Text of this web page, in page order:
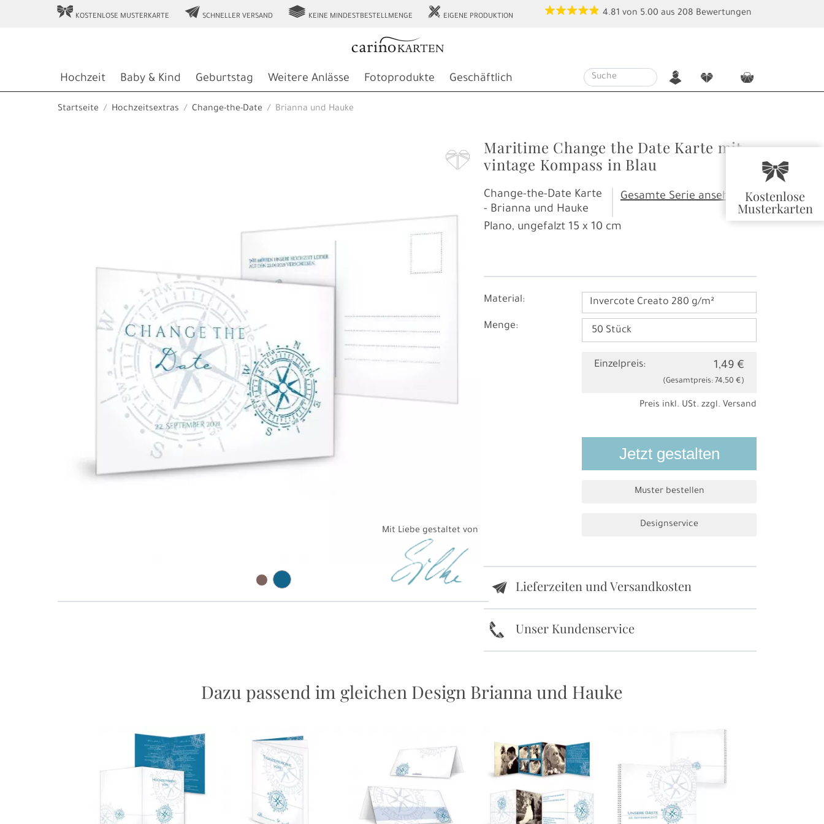
r
Kostenlose
Musterkarten
r KOSTENLOSE MUSTERKARTE e SCHNELLER VERSAND g KEINE MINDESTBESTELLMENGE h EIGENE PRODUKTION 4.81 von 5.00 aus 208 Bewertungen
Hochzeit Baby & Kind Geburtstag Weitere Anlässe Fotoprodukte Geschäftlich n f c
Startseite Hochzeitsextras Change-the-Date Brianna und Hauke
F
Mit Liebe gestaltet von
Maritime Change the Date Karte mit
vintage Kompass in Blau
Change-the-Date Karte
- Brianna und Hauke
Gesamte Serie ansehen
Plano, ungefalzt 15 x 10 cm
Material: Invercote Creato 280 g/m²
Menge:
Einzelpreis: 1,49 €
(Gesamtpreis: 74,50 €)
Preis inkl. USt. zzgl. Versand
Jetzt gestalten
Muster bestellen
Designservice
e Lieferzeiten und Versandkosten
k Unser Kundenservice
Dazu passend im gleichen Design Brianna und Hauke